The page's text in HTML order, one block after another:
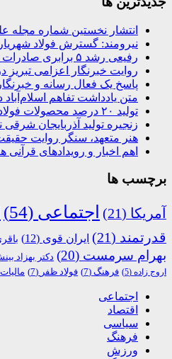
انتشار نخستین شماره مجله
نیرومند: گسترش فولاد
رفیعی رشد ۵ برابری صادرات فولاد صنعت بناب را در مسیر توسعه پایدار قرار داده است
روایت خبرنگار اعزامی تبریز
پاسخ یک فعال رسانه و
متن یادداشت تفاهم
تولید ۲۰ درصد محصولات فولادی کشور در بناب
زنجیره تولید آذربایجان شرقی
هنر متعهد، سنگر روایت
اهم اخبار و رویدادهای قرآنی
برچسب ها
آمریکا (21) اجتماعی (54)
قدرتمند (21) ایران قوی (12)
بهرام سرمست (20) دکتر بهزاد
اروج زاده (5) فرهنگ (7) فولاد ظفر (7) مالیات
اجتماعی
اقتصاد
سیاسی
فرهنگ
ورزش